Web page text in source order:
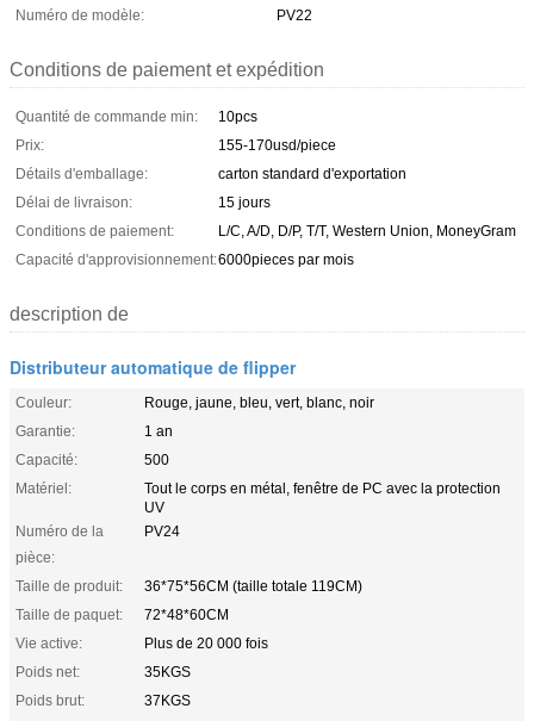
Numéro de modèle:
PV22
Conditions de paiement et expédition
Quantité de commande min:
10pcs
Prix:
155-170usd/piece
Détails d'emballage:
carton standard d'exportation
Délai de livraison:
15 jours
Conditions de paiement:
L/C, A/D, D/P, T/T, Western Union, MoneyGram
Capacité d'approvisionnement:6000pieces par mois
description de
Distributeur automatique de flipper
Couleur:
Rouge, jaune, bleu, vert, blanc, noir
Garantie:
1 an
Capacité:
500
Matériel:
Tout le corps en métal, fenêtre de PC avec la protection
UV
Numéro de la
pièce:
PV24
Taille de produit:
36*75*56CM (taille totale 119CM)
Taille de paquet:
72*48*60CM
Vie active:
Plus de 20 000 fois
Poids net:
35KGS
Poids brut:
37KGS